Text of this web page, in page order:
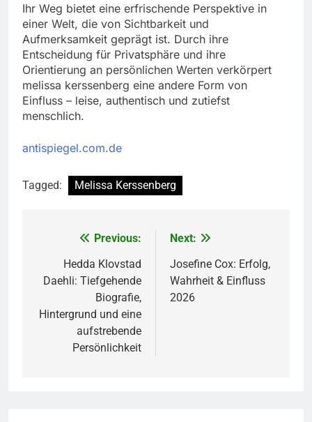
Ihr Weg bietet eine erfrischende Perspektive in
einer Welt, die von Sichtbarkeit und
Aufmerksamkeit geprägt ist. Durch ihre
Entscheidung für Privatsphäre und ihre
Orientierung an persönlichen Werten verkörpert
melissa kerssenberg eine andere Form von
Einfluss – leise, authentisch und zutiefst
menschlich.
antispiegel.com.de
Tagged: Melissa Kerssenberg
navigation
Previous:
Hedda Klovstad
Daehli: Tiefgehende
Biografie,
Hintergrund und eine
aufstrebende
Persönlichkeit
Next:
Josefine Cox: Erfolg,
Wahrheit & Einfluss
2026